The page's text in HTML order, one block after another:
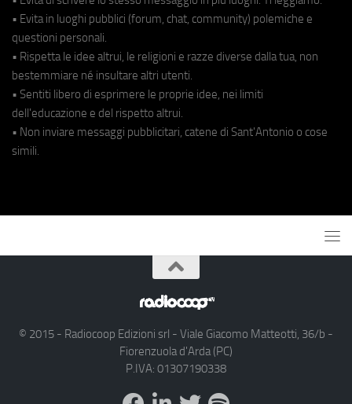
• Evita in luoghi pubblici (forum, chat, community) polemiche e
questioni personali.
• Rispetta le idee altrui, le religioni e razze diverse dalla tua, non
bestemmiare né insultare altri utenti.
• Sentiti libero di esprimere le proprie idee, nei limiti
dell'educazione e del rispetto altrui.
• Non inviare messaggi pubblicitari, catene di Sant'Antonio o cose
simili.
© 2015 - Radiocoop Edizioni srl - Viale Giacomo Matteotti, 36/b -
Fiorenzuola d'Arda (PC)
P.IVA: 01307190338